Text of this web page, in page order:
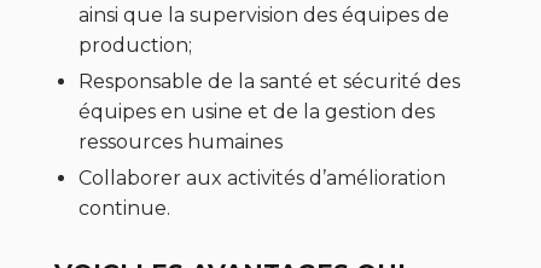
ainsi que la supervision des équipes de
production;
Responsable de la santé et sécurité des
équipes en usine et de la gestion des
ressources humaines
Collaborer aux activités d’amélioration
continue.